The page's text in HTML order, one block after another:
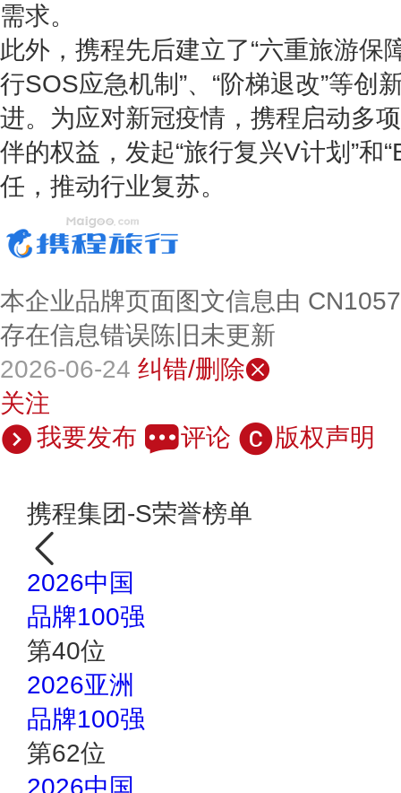
需求。
此外，携程先后建立了“六重旅游保
行SOS应急机制”、“阶梯退改”等创
进。为应对新冠疫情，携程启动多
伴的权益，发起“旅行复兴V计划”和
任，推动行业复苏。
本企业品牌页面图文信息由
存在信息错误陈旧未更新
2026-06-24 纠错/删除
关注
我要发布
评论 版权声明
携程集团-S荣誉榜单
2026中国
品牌100强
第40位
2026亚洲
品牌100强
第62位
2026中国